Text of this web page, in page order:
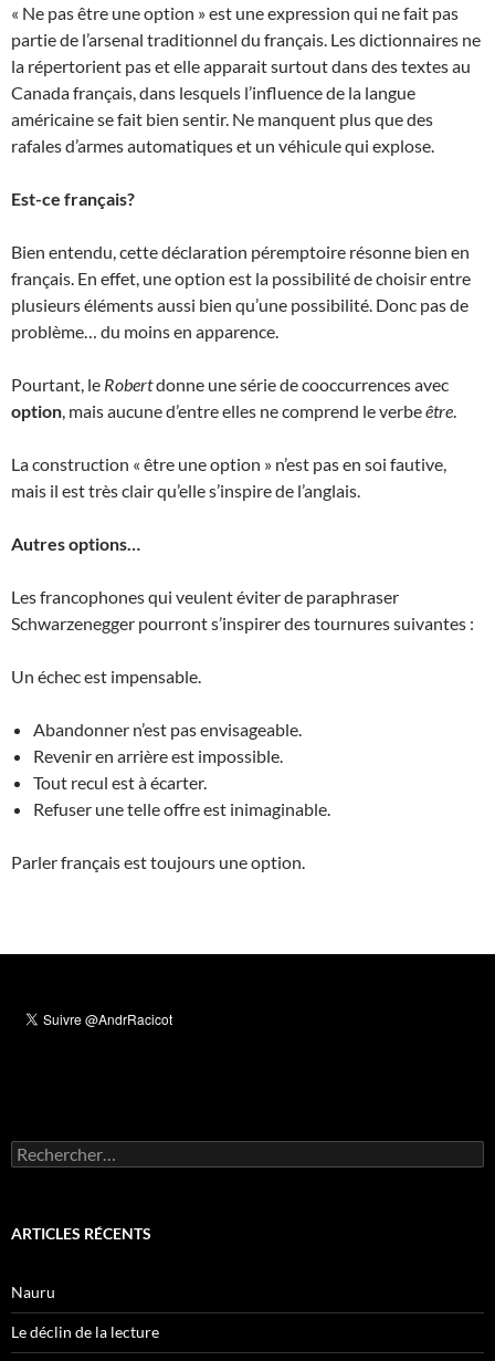
« Ne pas être une option » est une expression qui ne fait pas
partie de l’arsenal traditionnel du français. Les dictionnaires ne
la répertorient pas et elle apparait surtout dans des textes au
Canada français, dans lesquels l’influence de la langue
américaine se fait bien sentir. Ne manquent plus que des
rafales d’armes automatiques et un véhicule qui explose.
Est-ce français?
Bien entendu, cette déclaration péremptoire résonne bien en
français. En effet, une option est la possibilité de choisir entre
plusieurs éléments aussi bien qu’une possibilité. Donc pas de
problème… du moins en apparence.
Pourtant, le Robertdonne une série de cooccurrences avec
option, mais aucune d’entre elles ne comprend le verbeêtre.
La construction « être une option » n’est pas en soi fautive,
mais il est très clair qu’elle s’inspire de l’anglais.
Autres options…
Les francophones qui veulent éviter de paraphraser
Schwarzenegger pourront s’inspirer des tournures suivantes :
Un échec est impensable.
Abandonner n’est pas envisageable.
Revenir en arrière est impossible.
Tout recul est à écarter.
Refuser une telle offre est inimaginable.
Parler français est toujours une option.
Rechercher :
ARTICLES RÉCENTS
Nauru
Le déclin de la lecture